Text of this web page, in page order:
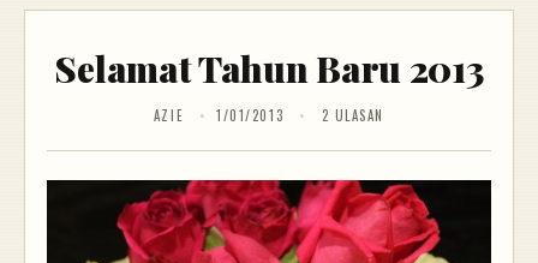
Selamat Tahun Baru 2013
AZIE 1/01/2013 2 ULASAN